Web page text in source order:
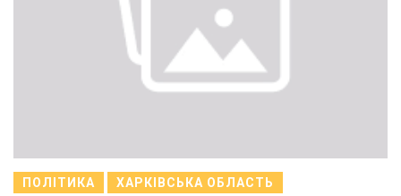
ПОЛІТИКА ХАРКІВСЬКА ОБЛАСТЬ